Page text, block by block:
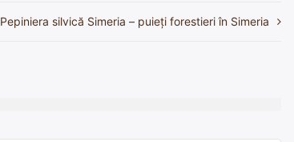
Pepiniera silvică Simeria – puieți forestieri în Simeria